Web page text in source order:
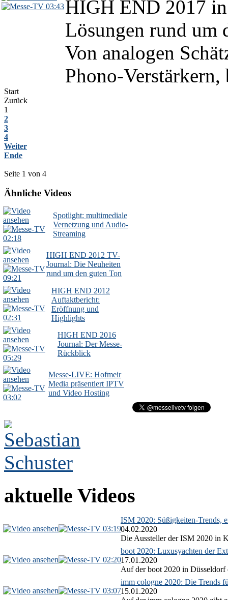
03:43HIGH END 2017
Lösungen rund um
Von analogen
Phono-
Start
Zurück
1
2
3
4
Weiter
Ende
Seite 1 von 4
Ähnliche Videos
02:18
Spotlight: multimediale
Vernetzung und Audio-
Streaming
09:21
HIGH END 2012 TV-
Journal: Die Neuheiten
rund um den guten Ton
02:31
HIGH END 2012
Auftaktbericht:
Eröffnung und
Highlights
05:29
HIGH END 2016
Journal: Der Messe-
Rückblick
03:02
Messe-LIVE: Hofmeir
Media präsentiert IPTV
und Video Hosting
aktuelle Videos
03:19
ISM 2020: Süßigkeiten-Trends,
04.02.2020
Die Aussteller der ISM 2020 in
02:20
boot 2020: Luxusyachten der
17.01.2020
Auf der boot 2020 in Düsseldorf
03:07
imm cologne 2020: Die Trends
15.01.2020